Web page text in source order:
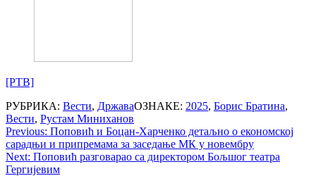
[РТВ]
РУБРИКА: Вести, ДржаваОЗНАКЕ: 2025, Борис Братина,
Вести, Рустам Миниханов
Post
navigation
Previous: Поповић и Боцан-Харченко детаљно о економској
сарадњи и припремама за заседање МК у новембру
Next: Поповић разговарао са директором Бољшог театра
Гергијевим